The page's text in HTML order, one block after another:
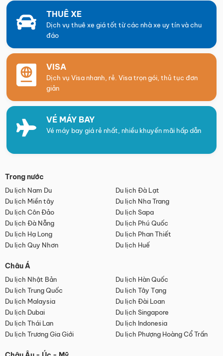
THUÊ XE
Dịch vụ thuê xe giá tốt từ các nhà xe uy tín và chu
đáo
VISA
Dịch vụ Visa nhanh, rẻ. Visa trọn gói, thủ tục đơn
giản
VÉ MÁY BAY
Vé máy bay giá rẻ nhất, nhiều khuyến mãi hấp dẫn
Trong nước
Du lịch Nam Du
Du lịch Đà Lạt
Du lịch Miền tây
Du lịch Nha Trang
Du lịch Côn Đảo
Du lịch Sapa
Du lịch Đà Nẵng
Du lịch Phú Quốc
Du lịch Hạ Long
Du lịch Phan Thiết
Du lịch Quy Nhơn
Du lịch Huế
Châu Á
Du lịch Nhật Bản
Du lịch Hàn Quốc
Du lịch Trung Quốc
Du lịch Tây Tạng
Du lịch Malaysia
Du lịch Đài Loan
Du lịch Dubai
Du lịch Singapore
Du lịch Thái Lan
Du lịch Indonesia
Du lịch Trương Gia Giới
Du lịch Phượng Hoàng Cổ Trấn